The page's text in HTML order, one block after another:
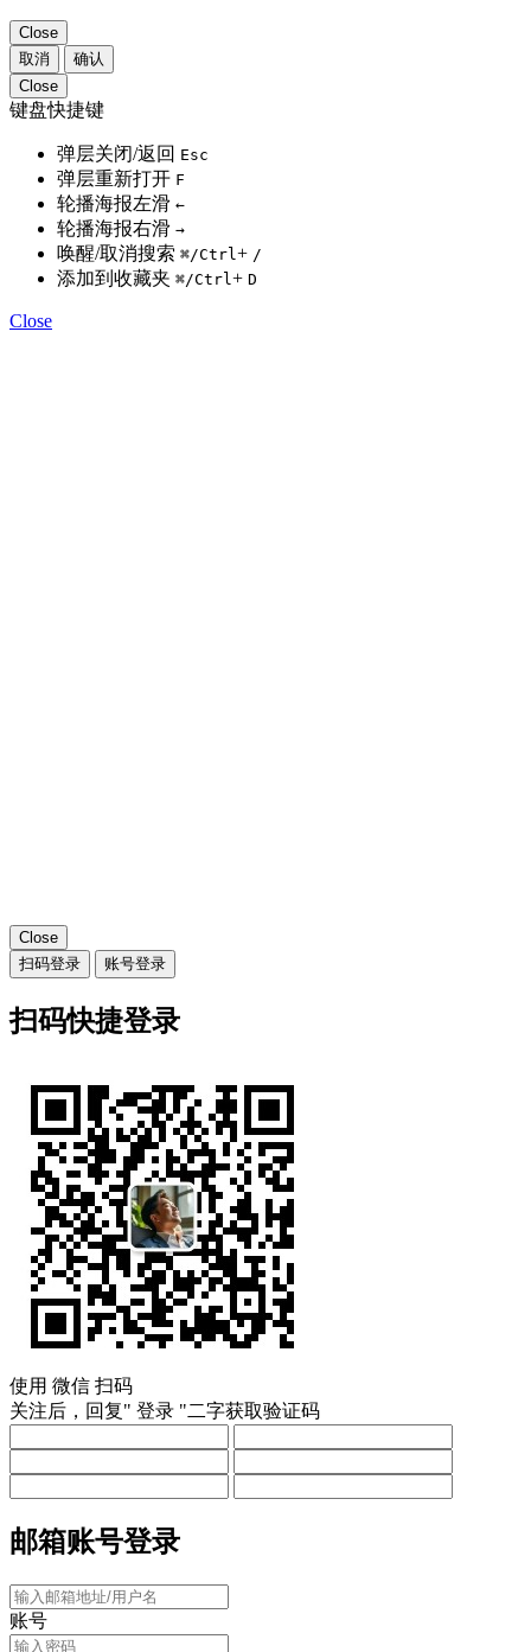
Close
取消
确认
Close
键盘快捷键
弹层关闭/返回 Esc
弹层重新打开 F
轮播海报左滑 ←
轮播海报右滑 →
唤醒/取消搜索 ⌘/Ctrl+ /
添加到收藏夹 ⌘/Ctrl+ D
Close
Close
扫码登录
账号登录
扫码快捷登录
使用 微信 扫码
关注后，回复" 登录 "二字获取验证码
邮箱账号登录
账号